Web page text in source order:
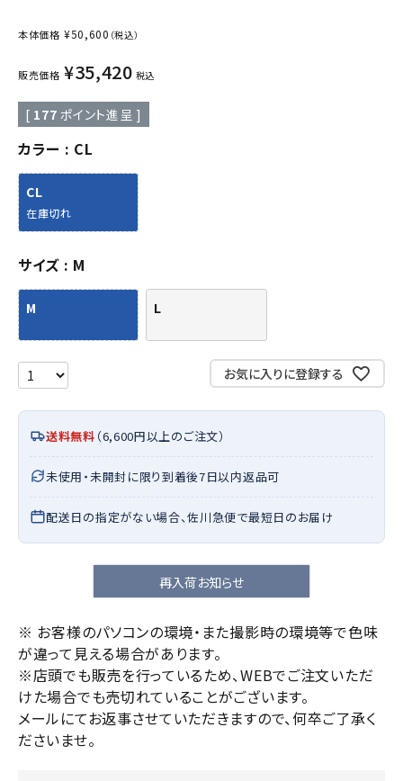
本体価格 ¥50,600 （税込）
販売価格 ¥35,420 税込
[ 177 ポイント進呈 ]
カラー CL
CL
在庫切れ
サイズ M
M L
お気に入りに登録する
送料無料 （6,600円以上のご注文）
未使用・未開封に限り到着後7日以内返品可
配送日の指定がない場合、佐川急便で最短日のお届け
再入荷お知らせ
※ お客様のパソコンの環境・また撮影時の環境等で色味
が違って見える場合があります。
※店頭でも販売を行っているため、WEBでご注文いただ
けた場合でも売切れていることがございます。
メールにてお返事させていただきますので、何卒ご了承く
ださいませ。